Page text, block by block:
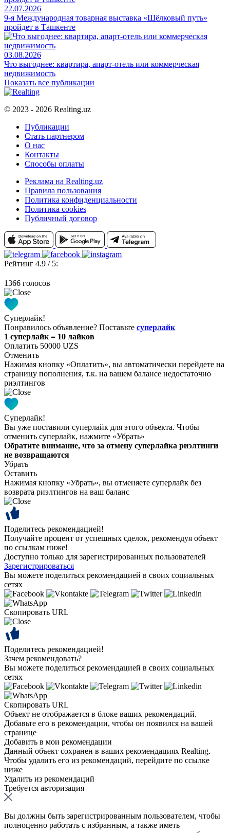
22.07.2026
9-я Международная товарная выставка «Шёлковый путь»
пройдет в Ташкенте
03.08.2026
Что выгоднее: квартира, апарт-отель или коммерческая
недвижимость
Показать все публикации
© 2023 - 2026 Realting.uz
Публикации
Стать партнером
О нас
Контакты
Способы оплаты
Реклама на Realting.uz
Правила пользования
Политика конфиденциальности
Политика cookies
Публичный договор
Рейтинг 4.9 / 5:
1366 голосов
Суперлайк!
Понравилось объявление? Поставьте суперлайк
1 суперлайк = 10 лайков
Оплатить 50000 UZS
Отменить
Нажимая кнопку «Оплатить», вы автоматически перейдете на
страницу пополнения, т.к. на вашем балансе недостаточно
риэлтингов
Суперлайк!
Вы уже поставили суперлайк для этого объекта. Чтобы
отменить суперлайк, нажмите «Убрать»
Обратите внимание, что за отмену суперлайка риэлтинги
не возвращаются
Убрать
Оставить
Нажимая кнопку «Убрать», вы отменяете суперлайк без
возврата риэлтингов на ваш баланс
Поделитесь рекомендацией!
Получайте процент от успешных сделок, рекомендуя объект
по ссылкам ниже!
Доступно только для зарегистрированных пользователей
Зарегистрироваться
Вы можете поделиться рекомендацией в своих социальных
сетях
Скопировать URL
Поделитесь рекомендацией!
Зачем рекомендовать?
Вы можете поделиться рекомендацией в своих социальных
сетях
Скопировать URL
Объект не отображается в блоке ваших рекомендаций.
Добавьте его в рекомендации, чтобы он появился на вашей
странице
Добавить в мои рекомендации
Данный объект сохранен в ваших рекомендациях Realting.
Чтобы удалить его из рекомендаций, перейдите по ссылке
ниже
Удалить из рекомендаций
Требуется авторизация
Вы должны быть зарегистрированным пользователем, чтобы
полноценно работать с избранным, а также иметь